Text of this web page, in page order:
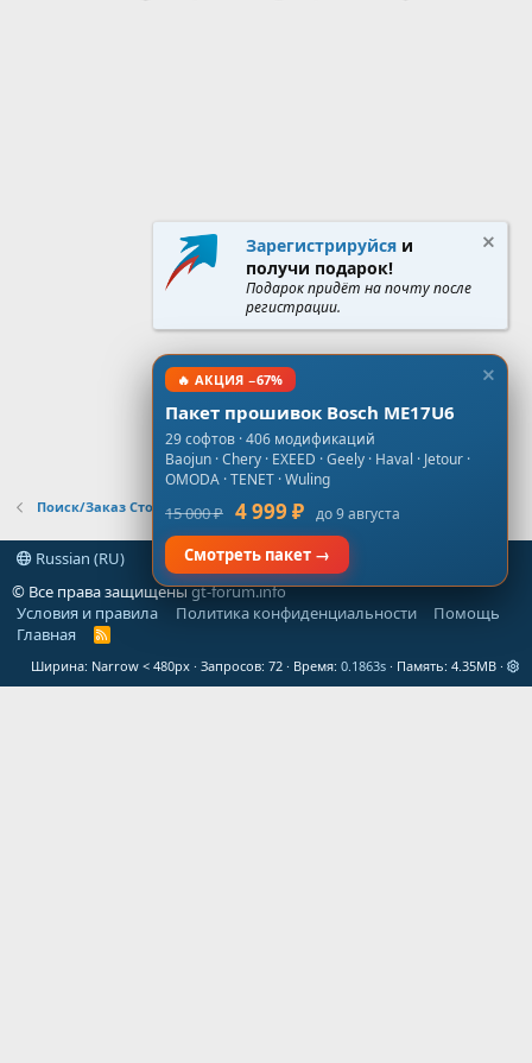
Поиск/Заказ Стоков, Virgin, NoImmo
Russian (RU)
© Все права защищеныgt-forum.info
Условия и правила
Политика конфиденциальности
Помощь
Главная
R
S
Ширина Запросов 72 Время 0.1863s Память 4.35MB
Зарегистрируйся и
получи подарок!
Подарок придёт на почту после
регистрации.
🔥 АКЦИЯ −67%
Пакет прошивок Bosch ME17U6
29 софтов · 406 модификаций
Baojun · Chery · EXEED · Geely · Haval · Jetour ·
OMODA · TENET · Wuling
15 000 ₽ 4 999 ₽ до 9 августа
Смотреть пакет →